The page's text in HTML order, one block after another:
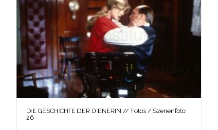
DIE GESCHICHTE DER DIENERIN // Fotos / Szenenfoto
26